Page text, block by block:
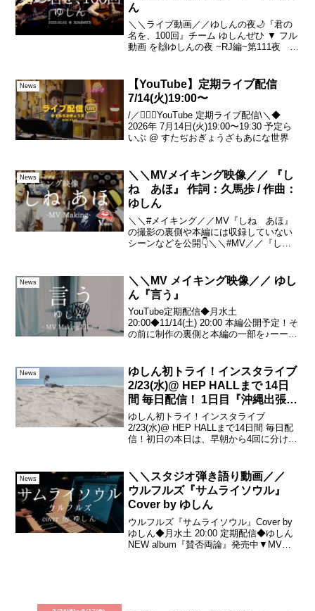
ん
＼＼ライブ動画／／ゆしんの夜🌙『君の
名を、100回』チーム ゆしんぜひ ▼ フル
動画 を🙌ゆしんの夜 ~RJ編~第111夜 2
ノ 山本 義則（どんちゃん）ド...
News
【YouTube】定期ライブ配信
7/14(火)19:00〜
/／💁🏻‍♂️YouTube 定期ライブ配信\＼◆
2026年 7月14日(火)19:00〜19:30 予定ら
いぶ @ すたぢおぎょうざもあにな世界
News
＼＼MVメイキング映像／／ 『し
ね あほ』 作詞：久馬歩 / 作曲：
ゆしん
＼＼#メイキング／／MV『しね あほ』
の撮影の裏側や本編には収録していない
シーンなどを公開👇＼＼#MV／／『し
＼#リリース／／『しね あほ』 2024....
News
＼＼MV メイキング映像／／ ゆし
ん『言う』
YouTube定期配信◆月水土
20:00◆11/14(土) 20:00 本編公開予定！そ
の前に制作の裏側と本編の一部を♪ーーー
グ、ライブ動画、スタジオ弾き語...
News
ゆしん初トライ！インスタライブ
2/23(水)@ HEP HALLまで 14日
間 毎日配信！ 1日目『沖縄出張
編』🏖
ゆしん初トライ！インスタライブ
2/23(水)@ HEP HALLまで14日間 毎日配
信！初日の本日は、早朝から4回に分けて
毎日配信します。ぜひ リアルタイムで...
News
＼＼スタジオ弾き語り動画／／
ウルフルズ『サムライソウル』
Cover by ゆしん
ウルフルズ『サムライソウル』Cover by
ゆしん◆月水土 20:00 定期配信◆ゆしん
NEW album『賛否両論』発売中▼MVま